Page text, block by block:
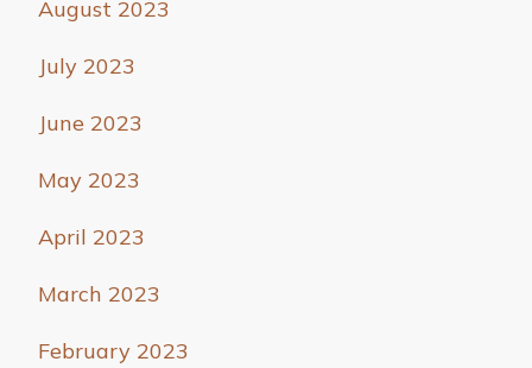
August 2023
July 2023
June 2023
May 2023
April 2023
March 2023
February 2023